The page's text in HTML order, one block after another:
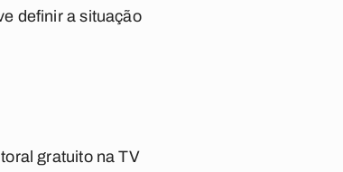
definir a situação
gratuito na TV